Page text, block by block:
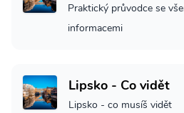
Praktický průvodce se
informacemi
Lipsko - Co vidět
Lipsko - co musíš vidět